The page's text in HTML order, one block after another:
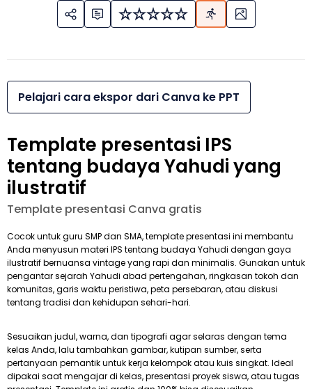
Pelajari cara ekspor dari Canva ke PPT
Template presentasi IPS
tentang budaya Yahudi yang
ilustratif
Template presentasi Canva gratis
Cocok untuk guru SMP dan SMA, template presentasi ini membantu
Anda menyusun materi IPS tentang budaya Yahudi dengan gaya
ilustratif bernuansa vintage yang rapi dan minimalis. Gunakan untuk
pengantar sejarah Yahudi abad pertengahan, ringkasan tokoh dan
komunitas, garis waktu peristiwa, peta persebaran, atau diskusi
tentang tradisi dan kehidupan sehari-hari.
Sesuaikan judul, warna, dan tipografi agar selaras dengan tema
kelas Anda, lalu tambahkan gambar, kutipan sumber, serta
pertanyaan pemantik untuk kerja kelompok atau kuis singkat. Ideal
dipakai saat mengajar di kelas, presentasi proyek siswa, atau tugas